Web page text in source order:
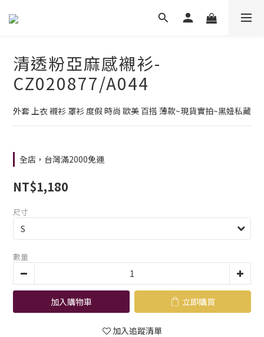
清透粉亞麻感襯衫-
CZ020877/A044
外套 上衣 襯衫 罩衫 度假 時尚 歐美 百搭 薄款~現貨實拍~黑妞私藏
全店，台灣滿2000免運
NT$1,180
尺寸
數量
加入購物車 立即購買
加入追蹤清單